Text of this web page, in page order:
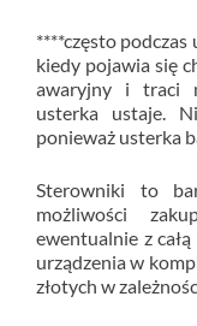
****często
kiedy pojawia się
awaryjny i traci
usterka ustaje.
ponieważ usterka
Sterowniki to
możliwości
ewentualnie z
urządzenia w
złotych w